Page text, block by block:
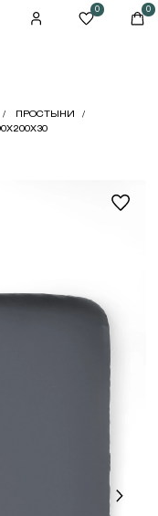
0 0
ПРОСТЫНИ